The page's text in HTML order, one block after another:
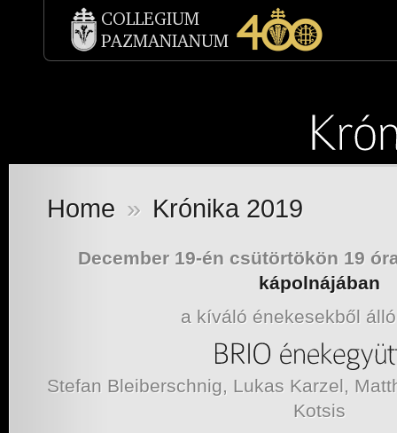
Home » Krónika 2019
December 19-én csütörtökön 19
kápolnájában
a kíváló énekesekből
Stefan Bleiberschnig, Lukas Karzel,
Kotsis